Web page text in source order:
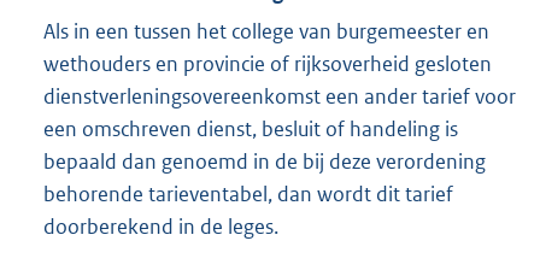
Als in een tussen het college van burgemeester en
wethouders en provincie of rijksoverheid gesloten
dienstverleningsovereenkomst een ander tarief voor
een omschreven dienst, besluit of handeling is
bepaald dan genoemd in de bij deze verordening
behorende tarieventabel, dan wordt dit tarief
doorberekend in de leges.